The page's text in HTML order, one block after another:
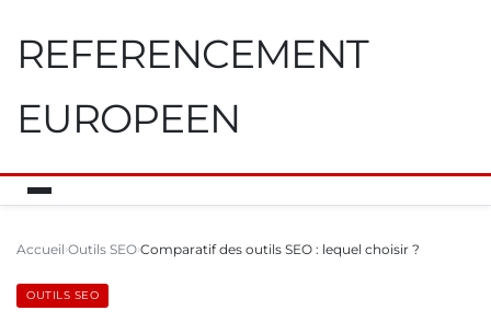
REFERENCEMENT
EUROPEEN
Accueil Outils SEO Comparatif des outils SEO : lequel choisir ?
OUTILS SEO